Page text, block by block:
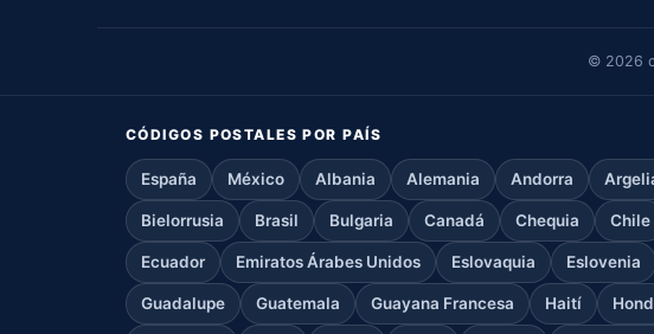
© 2026
CÓDIGOS POSTALES POR PAÍS
España México Albania Alemania Andorra
Bielorrusia Brasil Bulgaria Canadá Chequia Chile
Ecuador Emiratos Árabes Unidos Eslovaquia Eslovenia
Guadalupe Guatemala Guayana Francesa Haití